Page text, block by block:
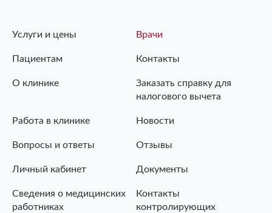
Услуги и цены Врачи
Пациентам Контакты
О клинике
Заказать справку для
налогового вычета
Работа в клинике Новости
Вопросы и ответы Отзывы
Личный кабинет Документы
Сведения о медицинских
работниках
Контакты
контролирующих